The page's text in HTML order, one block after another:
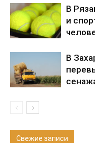
В
и
В
Свежие записи